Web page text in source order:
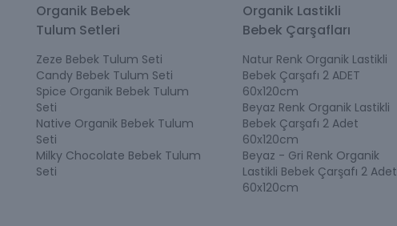
Organik Bebek
Tulum Setleri
Zeze Bebek Tulum Seti
Candy Bebek Tulum Seti
Spice Organik Bebek Tulum
Seti
Native Organik Bebek Tulum
Seti
Milky Chocolate Bebek Tulum
Seti
Organik Lastikli
Bebek Çarşafları
Natur Renk Organik Lastikli
Bebek Çarşafı 2 ADET
60x120cm
Beyaz Renk Organik Lastikli
Bebek Çarşafı 2 Adet
60x120cm
Beyaz - Gri Renk Organik
Lastikli Bebek Çarşafı 2 Adet
60x120cm